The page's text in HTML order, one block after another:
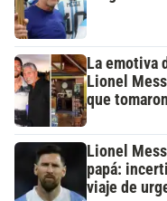
La emotiva
Lionel
que tomaron
Lionel
papá:
viaje de